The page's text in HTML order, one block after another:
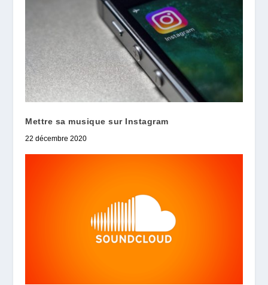
Mettre sa musique sur Instagram
22 décembre 2020